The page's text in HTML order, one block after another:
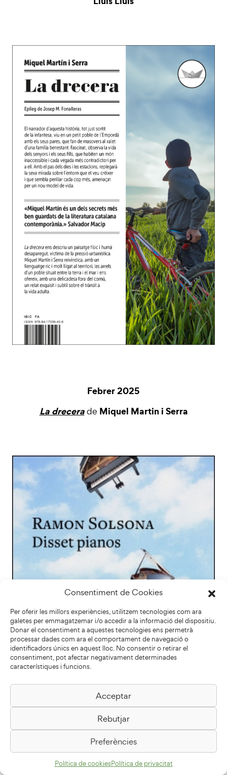
Consentiment de Cookies
Per oferir les millors experiències, utilitzem tecnologies com ara
galetes per emmagatzemar i/o accedir a la informació del dispositiu.
Donar el consentiment a aquestes tecnologies ens permetrà
processar dades com ara el comportament de navegació o
identificadors únics en aquest lloc. No consentir o retirar el
consentiment, pot afectar negativament determinades
característiques i funcions.
Acceptar
Rebutjar
Preferències
Política de cookiesPolítica de privacitat
Febrer 2025
La drecerade Miquel Martin i Serra